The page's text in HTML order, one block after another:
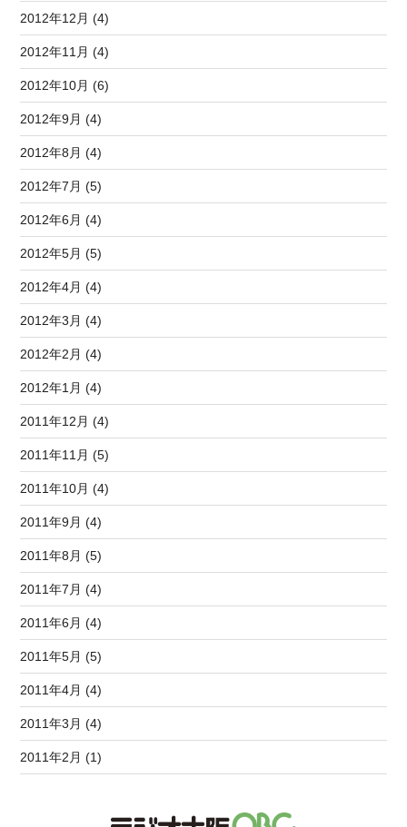
2012年12月 (4)
2012年11月 (4)
2012年10月 (6)
2012年9月 (4)
2012年8月 (4)
2012年7月 (5)
2012年6月 (4)
2012年5月 (5)
2012年4月 (4)
2012年3月 (4)
2012年2月 (4)
2012年1月 (4)
2011年12月 (4)
2011年11月 (5)
2011年10月 (4)
2011年9月 (4)
2011年8月 (5)
2011年7月 (4)
2011年6月 (4)
2011年5月 (5)
2011年4月 (4)
2011年3月 (4)
2011年2月 (1)